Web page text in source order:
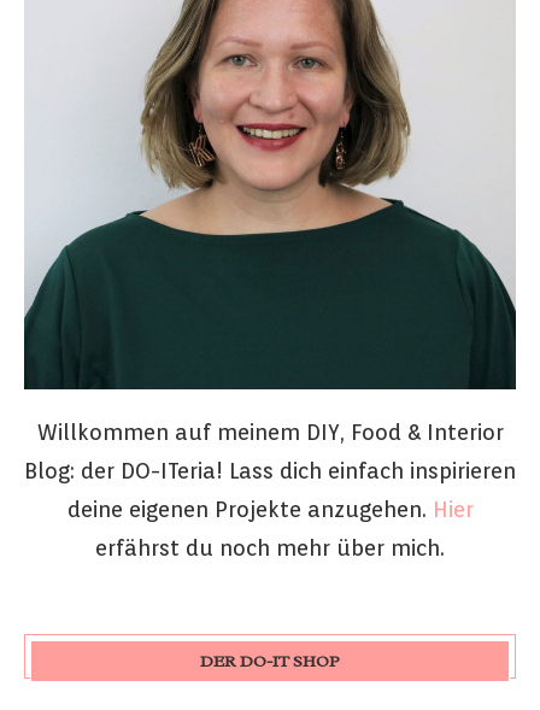
Willkommen auf meinem DIY, Food & Interior
Blog: der DO-ITeria! Lass dich einfach inspirieren
deine eigenen Projekte anzugehen. Hier
erfährst du noch mehr über mich.
DER DO-IT SHOP